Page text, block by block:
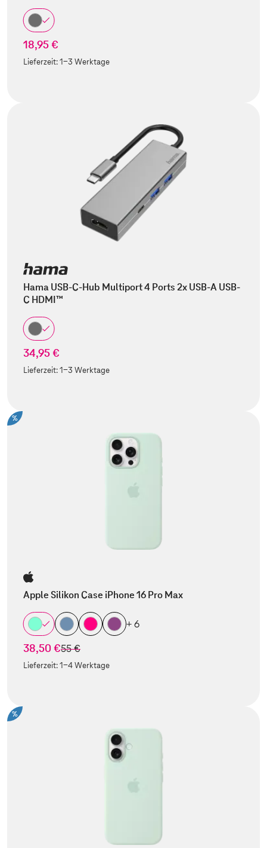
18,95 €
Lieferzeit:1-3 Werktage
Hama USB-C-Hub Multiport 4 Ports 2x USB-A USB-
C HDMI™
34,95 €
Lieferzeit:1-3 Werktage
%
Apple Silikon Case iPhone 16 Pro Max
+ 6
38,50 €statt
55 €
Lieferzeit:1-4 Werktage
%